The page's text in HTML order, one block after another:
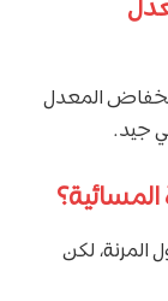
انخفاض المعدل
جيد.
المرنة، لكن